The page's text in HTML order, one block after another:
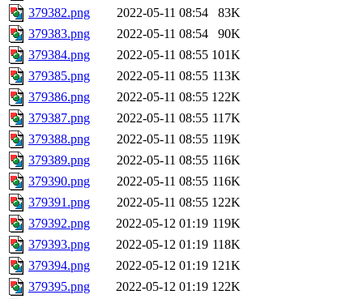
379382.png
2022-05-11 08:54
83K
379383.png
2022-05-11 08:54
90K
379384.png
2022-05-11 08:55 101K
379385.png
2022-05-11 08:55 113K
379386.png
2022-05-11 08:55 122K
379387.png
2022-05-11 08:55 117K
379388.png
2022-05-11 08:55 119K
379389.png
2022-05-11 08:55 116K
379390.png
2022-05-11 08:55 116K
379391.png
2022-05-11 08:55 122K
379392.png
2022-05-12 01:19 119K
379393.png
2022-05-12 01:19 118K
379394.png
2022-05-12 01:19 121K
379395.png
2022-05-12 01:19 122K